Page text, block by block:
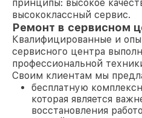
принципы: высокое
высококлассный сервис.
Ремонт в сервисном
Квалифицированные и
сервисного центра
профессиональной
Своим клиентам мы
бесплатную
которая является
восстановления